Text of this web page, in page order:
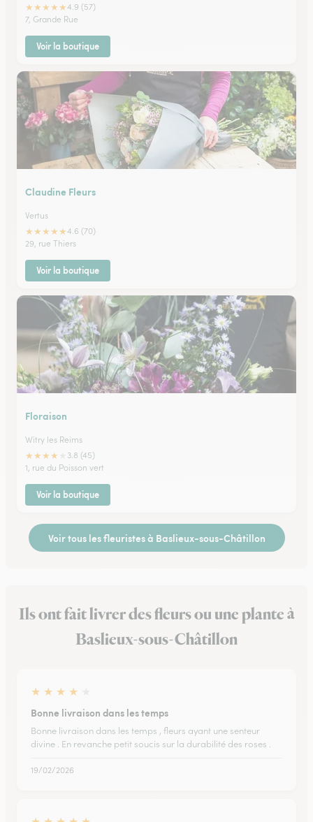
★★★★★4.9 (57)
7, Grande Rue
Voir la boutique
Claudine Fleurs
Vertus
★★★★★4.6 (70)
29, rue Thiers
Voir la boutique
Floraison
Witry les Reims
★★★★
3.8 (45)
1, rue du Poisson vert
Voir la boutique
Voir tous les fleuristes à Baslieux-sous-Châtillon
Ils ont fait livrer des fleurs ou une plante à
Baslieux-sous-Châtillon
★ ★ ★ ★
Bonne livraison dans les temps
Bonne livraison dans les temps , fleurs ayant une senteur
divine . En revanche petit soucis sur la durabilité des roses .
19/02/2026